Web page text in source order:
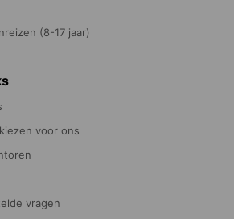
(8-17 jaar)
voor ons
vragen